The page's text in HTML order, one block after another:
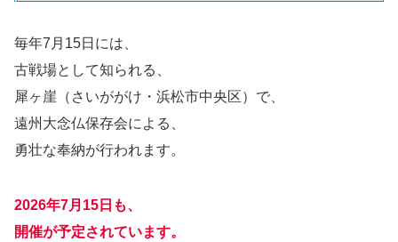
毎年7月15日には、
古戦場として知られる、
犀ヶ崖（さいががけ・浜松市中央区）で、
遠州大念仏保存会による、
勇壮な奉納が行われます。
2026年7月15日も、
開催が予定されています。